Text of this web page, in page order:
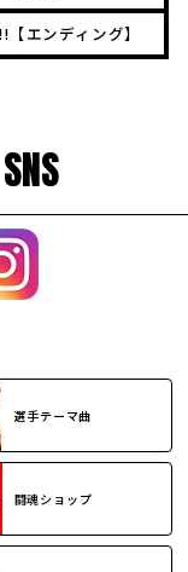
エンディング】
選手テーマ曲
闘魂ショップ